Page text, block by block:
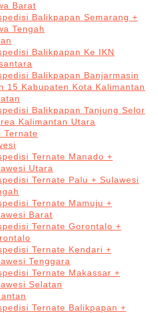
Barat
Balikpapan Semarang +
Tengah
Balikpapan Ke IKN
Balikpapan Banjarmasin
15 Kabupaten Kota Kalimantan
Balikpapan Tanjung Selor
Kalimantan Utara
Ternate
Ternate Manado +
Utara
Ternate Palu + Sulawesi
Ternate Mamuju +
Barat
Ternate Gorontalo +
Ternate Kendari +
Tenggara
Ternate Makassar +
Selatan
Ternate Balikpapan +